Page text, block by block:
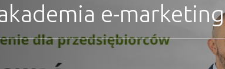
e-